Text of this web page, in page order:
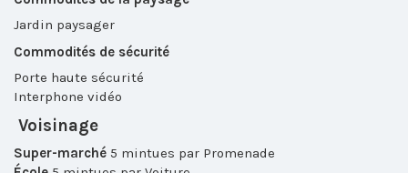
Jardin paysager
Commodités de sécurité
Porte haute sécurité
Interphone vidéo
Voisinage
Super-marché 5 mintues par Promenade